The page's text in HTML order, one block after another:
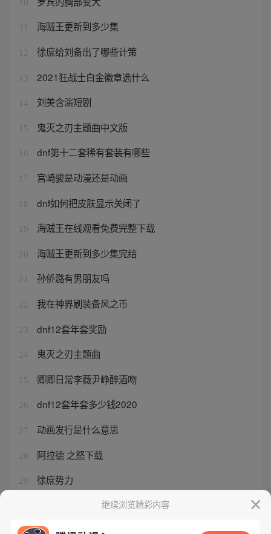
海贼王更新到多少集
12 徐庶给刘备出了哪些计策
13 2021狂战士白金徽章选什么
14 刘美含演短剧
15 鬼灭之刃主题曲中文版
16 dnf第十二套稀有套装有哪些
17 宫崎骏是动漫还是动画
18 dnf如何把皮肤显示关闭了
19 海贼王在线观看免费完整下载
20 海贼王更新到多少集完结
21 孙侨潞有男朋友吗
22 我在神界刷装备风之币
23 dnf12套年套奖励
24 鬼灭之刃主题曲
25 卿卿日常李薇尹峥醉酒吻
26 dnf12套年套多少钱2020
27 动画发行是什么意思
28 阿拉德 之怒下载
29 徐庶势力
dnf2021年套有什么用继续浏览精彩内容